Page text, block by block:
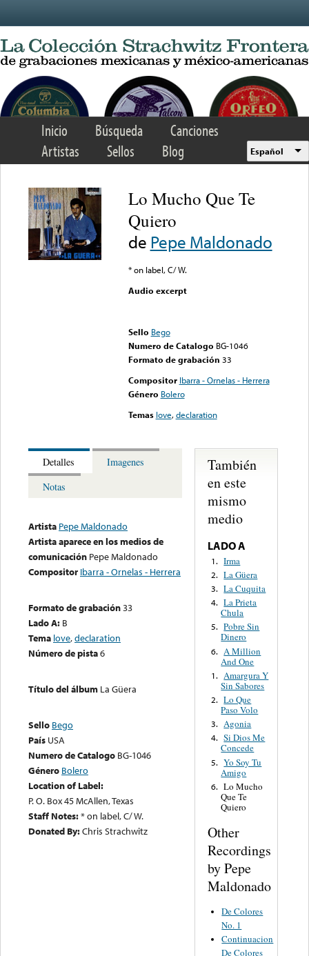
Inicio Búsqueda
Canciones
Artistas
Sellos Blog Español
Lo Mucho Que Te
Quiero
de Pepe Maldonado
* on label, C/ W.
Audio excerpt
Sello Bego
Numero de Catalogo BG-1046
Formato de grabación 33
Compositor Ibarra - Ornelas - Herrera
Género Bolero
Temas love,declaration
Detalles
Imagenes
Notas
Artista Pepe Maldonado
Artista aparece en los medios de
comunicación Pepe Maldonado
Compositor Ibarra - Ornelas - Herrera
Formato de grabación33
Lado A: B
Tema love,declaration
Número de pista6
Título del álbum La Güera
Sello Bego
País USA
Numero de Catalogo BG-1046
Género Bolero
Location of Label:
P. O. Box 45 McAllen, Texas
Staff Notes:* on label, C/ W.
Donated By:Chris Strachwitz
También
en este
mismo
medio
LADO A
1. Irma
2. La Güera
3. La Cuquita
4. La Prieta
Chula
5. Pobre Sin
Dinero
6. A Million
And One
1. Amargura Y
Sin Sabores
2. Lo Que
Paso Volo
3. Agonia
4. Si Dios Me
Concede
5. Yo Soy Tu
Amigo
6. Lo Mucho
Que Te
Quiero
Other
Recordings
by Pepe
Maldonado
De Colores
No. 1
Continuacion
De Colores